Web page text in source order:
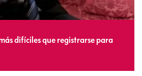
difíciles que registrarse para